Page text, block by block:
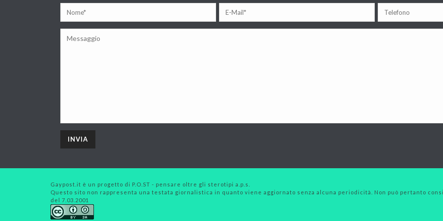
Gaypost.it è un progetto di P.O.ST - pensare oltre gli sterotipi a.p.s.
Questo sito non rappresenta una testata giornalistica in quanto viene aggiornato senza alcuna periodicità. Non può pertanto
del 7.03.2001